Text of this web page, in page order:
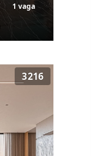
1 vaga
3216